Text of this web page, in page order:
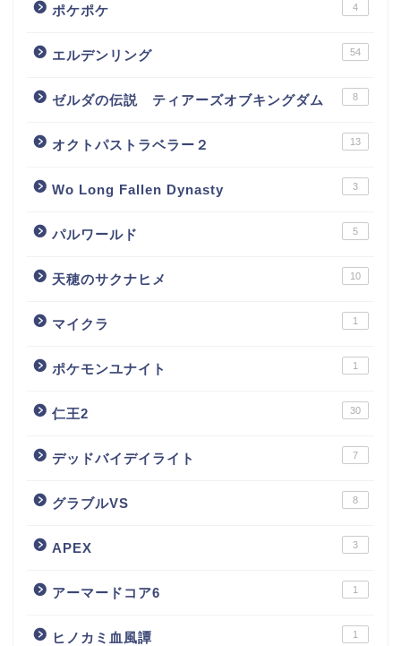
ポケポケ 4
エルデンリング 54
ゼルダの伝説 ティアーズオブキングダム 8
オクトパストラベラー２ 13
Wo Long Fallen Dynasty 3
パルワールド 5
天穂のサクナヒメ 10
マイクラ 1
ポケモンユナイト 1
仁王2 30
デッドバイデイライト 7
グラブルVS 8
APEX 3
アーマードコア6 1
ヒノカミ血風譚 1